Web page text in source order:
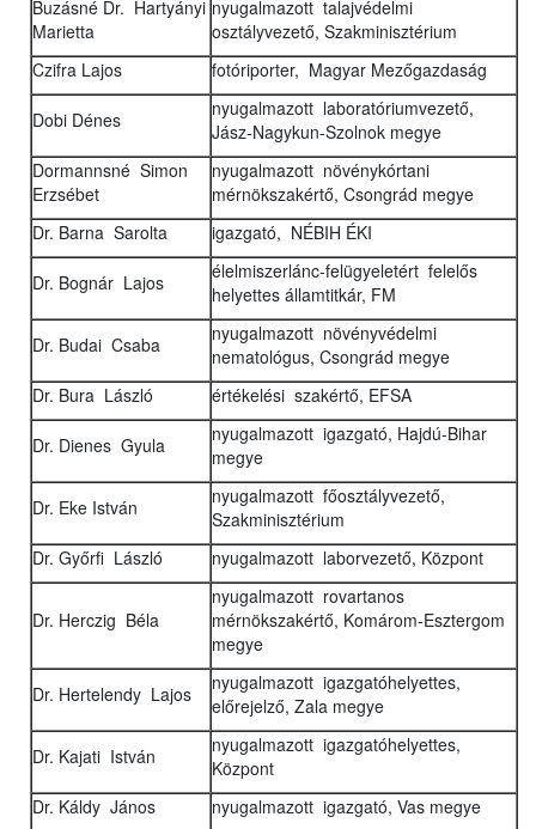
Buzásné Dr. Hartyányi
Marietta
nyugalmazott talajvédelmi
osztályvezető, Szakminisztérium
Czifra Lajos
fotóriporter, Magyar Mezőgazdaság
Dobi Dénes
nyugalmazott laboratóriumvezető,
Jász-Nagykun-Szolnok megye
Dormannsné Simon
Erzsébet
nyugalmazott növénykórtani
mérnökszakértő, Csongrád megye
Dr. Barna Sarolta
igazgató, NÉBIH ÉKI
Dr. Bognár Lajos
élelmiszerlánc-felügyeletért felelős
helyettes államtitkár, FM
Dr. Budai Csaba
nyugalmazott növényvédelmi
nematológus, Csongrád megye
Dr. Bura László
értékelési szakértő, EFSA
Dr. Dienes Gyula
nyugalmazott igazgató, Hajdú-Bihar
megye
Dr. Eke István
nyugalmazott főosztályvezető,
Szakminisztérium
Dr. Győrfi László
nyugalmazott laborvezető, Központ
Dr. Herczig Béla
nyugalmazott rovartanos
mérnökszakértő, Komárom-Esztergom
megye
Dr. Hertelendy Lajos
nyugalmazott igazgatóhelyettes,
előrejelző, Zala megye
Dr. Kajati István
nyugalmazott igazgatóhelyettes,
Központ
Dr. Káldy János
nyugalmazott igazgató, Vas megye